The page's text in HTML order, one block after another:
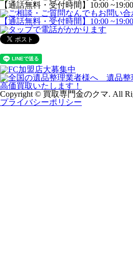
Copyright © 買取専門金のクマ. All
プライバシーポリシー